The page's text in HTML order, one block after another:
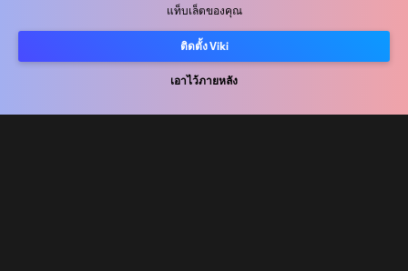
แท็บเล็ตของคุณ
ติดตั้ง Viki
เอาไว้ภายหลัง